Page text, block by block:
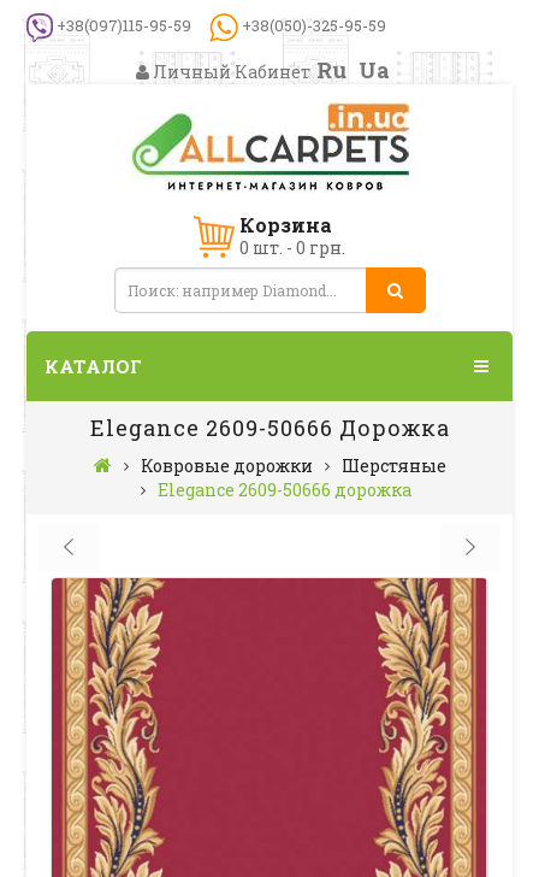
+38(097)115-95-59 +38(050)-325-95-59
Личный Кабинет Ru Ua
Корзина
0 шт. - 0 грн.
КАТАЛОГ
Elegance 2609-50666 Дорожка
Ковровые дорожки
Шерстяные
Elegance 2609-50666 дорожка